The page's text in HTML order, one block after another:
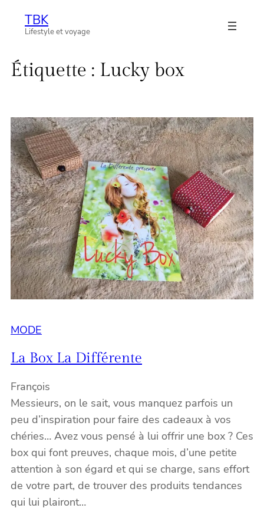
AllerTBK
Lifestyle et voyage
Étiquette : Lucky box
MODE
La Box La Différente
François
Messieurs, on le sait, vous manquez parfois un
peu d’inspiration pour faire des cadeaux à vos
chéries… Avez vous pensé à lui offrir une box ? Ces
box qui font preuves, chaque mois, d’une petite
attention à son égard et qui se charge, sans effort
de votre part, de trouver des produits tendances
qui lui plairont…